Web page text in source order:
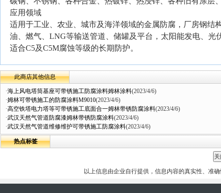
应用领域
适用于工业、农业、城市及海洋领域的金属防腐，厂房钢
油、燃气、 LNG等输送管道、储罐及平台，太阳能发电、光
适合C5及C5M腐蚀等级的长期防护。
此商店其他信息
·海上风电塔筒基座可带锈施工防腐涂料姆林涂料(2023/4/6)
·姆林可带锈施工的防腐涂料M9010(2023/4/6)
·高空铁塔电力塔等可带锈施工底面合一姆林带锈防腐涂料(2023/4/6)
·武汉天然气管道防腐漆姆林带锈防腐涂料(2023/4/6)
·武汉天然气管道维修维护可带锈施工防腐涂料(2023/4/6)
热点标签
以上信息由企业自行提供，信息内容的真实性、准